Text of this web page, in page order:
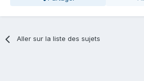
Aller sur la liste des sujets